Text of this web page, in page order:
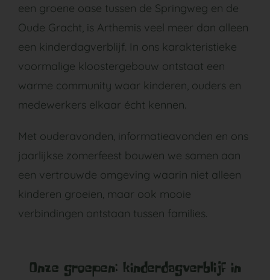
een groene oase tussen de Springweg en de
Oude Gracht, is Arthemis veel meer dan alleen
een kinderdagverblijf. In ons karakteristieke
voormalige kloostergebouw ontstaat een
warme community waar kinderen, ouders en
medewerkers elkaar écht kennen.
Met ouderavonden, informatieavonden en ons
jaarlijkse zomerfeest bouwen we samen aan
een vertrouwde omgeving waarin niet alleen
kinderen groeien, maar ook mooie
verbindingen ontstaan tussen families.
Onze groepen: kinderdagverblijf in